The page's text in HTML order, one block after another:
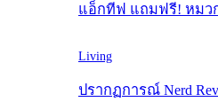
แอ็กทีฟ แถมฟรี! หมว
Living
ปรากฏการณ์ Nerd